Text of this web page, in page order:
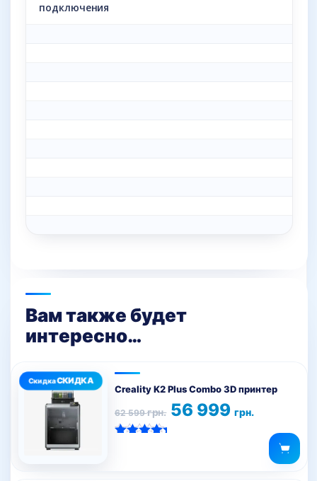
подключения
Вам также будет
интересно…
Creality K2 Plus Combo 3D принтер
62 599грн.
Первоначальная
цена
составляла
56 999 грн.
Текущая
цена:
56